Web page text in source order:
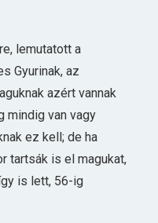
lemutatott a
Gyurinak, az
azért vannak
mindig van vagy
ez kell; de ha
tartsák is el magukat,
is lett, 56-ig